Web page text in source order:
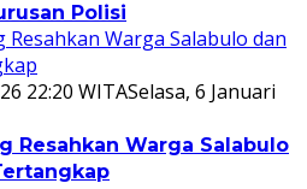
Polisi
22:20 WITASelasa, 6 Januari
Resahkan Warga Salabulo